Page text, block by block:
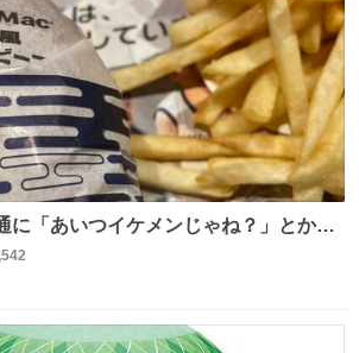
に「あいつイケメンじゃね？」とか
もw」とか大声で騒いでて怖い